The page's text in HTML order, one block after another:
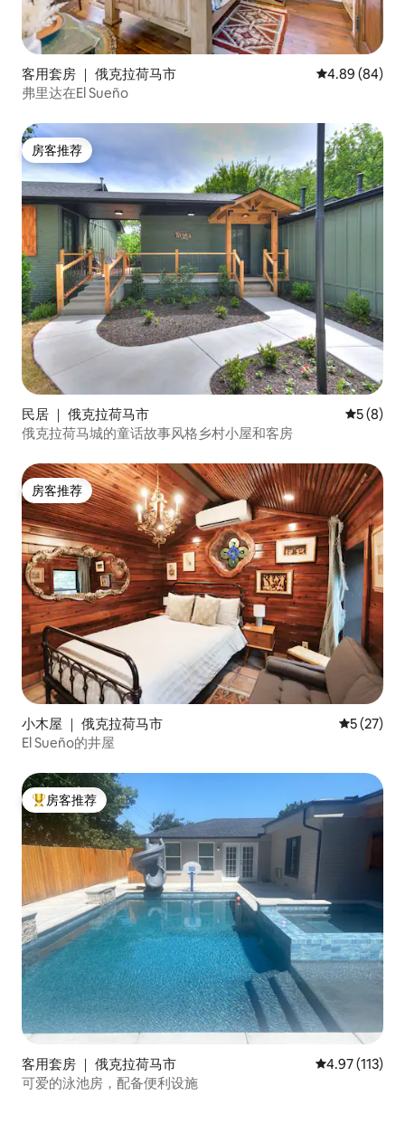
客用套房 ｜ 俄克拉荷马市 平均评分 4.89
4.89 (84)
弗里达在El Sueño
房客推荐
房客推荐
民居 ｜ 俄克拉荷马市 平均评分
5 (8)
俄克拉荷马城的童话故事风格乡村小屋和客房
房客推荐
房客推荐
小木屋 ｜ 俄克拉荷马市 平均评分
5 (27)
El Sueño的井屋
热门「房客推荐」
房客推荐
客用套房 ｜ 俄克拉荷马市 平均评分 4.97
4.97 (113)
可爱的泳池房，配备便利设施